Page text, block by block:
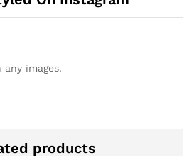
images.
products